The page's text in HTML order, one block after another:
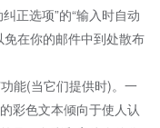
正选项”的“输入时自动
在你的邮件中到处散布
能(当它们提供时)。一
彩色文本倾向于使人认